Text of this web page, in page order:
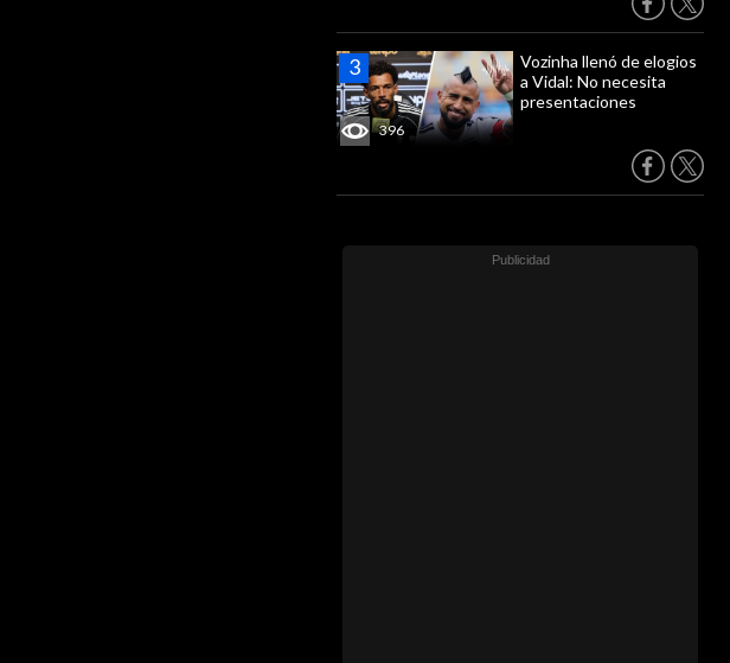
396
Vozinha llenó de elogios
a Vidal: No necesita
presentaciones